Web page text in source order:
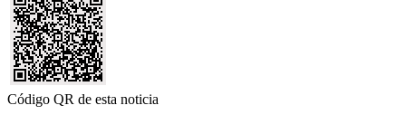
Código QR de esta noticia